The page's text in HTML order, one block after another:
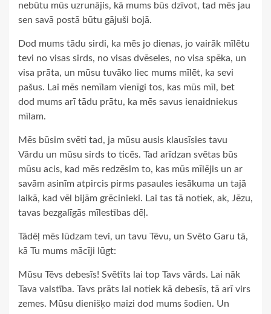
nebūtu mūs uzrunājis, kā mums būs dzīvot, tad mēs jau
sen savā postā būtu gājuši bojā.
Dod mums tādu sirdi, ka mēs jo dienas, jo vairāk mīlētu
tevi no visas sirds, no visas dvēseles, no visa spēka, un
visa prāta, un mūsu tuvāko liec mums mīlēt, ka sevi
pašus. Lai mēs nemīlam vienīgi tos, kas mūs mīl, bet
dod mums arī tādu prātu, ka mēs savus ienaidniekus
mīlam.
Mēs būsim svēti tad, ja mūsu ausis klausīsies tavu
Vārdu un mūsu sirds to ticēs. Tad arīdzan svētas būs
mūsu acis, kad mēs redzēsim to, kas mūs mīlējis un ar
savām asinīm atpircis pirms pasaules iesākuma un tajā
laikā, kad vēl bijām grēcinieki. Lai tas tā notiek, ak, Jēzu,
tavas bezgalīgās mīlestības dēļ.
Tādēļ mēs lūdzam tevi, un tavu Tēvu, un Svēto Garu tā,
kā Tu mums mācīji lūgt:
Mūsu Tēvs debesīs! Svētīts lai top Tavs vārds. Lai nāk
Tava valstība. Tavs prāts lai notiek kā debesīs, tā arī virs
zemes. Mūsu dienišķo maizi dod mums šodien. Un